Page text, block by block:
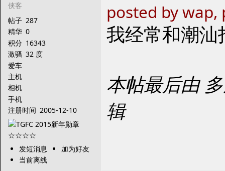
侠客
帖子 287
精华 0
积分 16343
激骚 32 度
爱车
主机
相机
手机
注册时间 2005-12-10
发短消息
加为好友
当前离线
posted by
我经常和潮
本帖最后由
辑